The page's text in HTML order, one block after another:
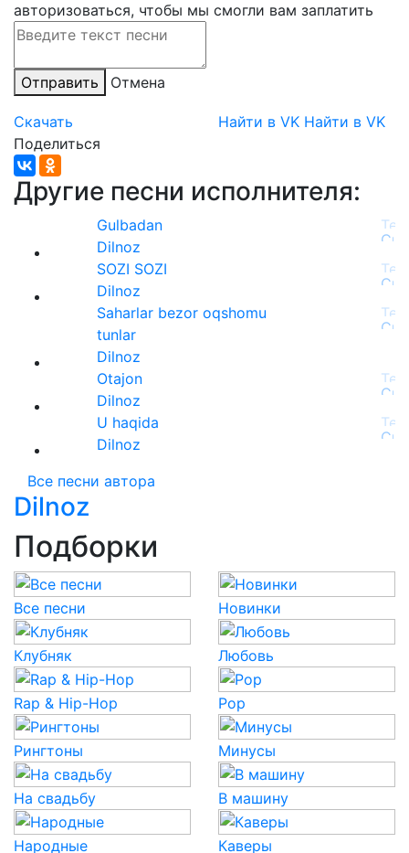
авторизоваться, чтобы мы смогли вам заплатить
Отправить Отмена
Скачать Найти в VK Найти в VK
Поделиться
Другие песни исполнителя:
Gulbadan
Dilnoz
SOZI SOZI
Dilnoz
Saharlar bezor oqshomu
tunlar
Dilnoz
Otajon
Dilnoz
U haqida
Dilnoz
Все песни автора
Dilnoz
Подборки
Все песни Новинки
Клубняк Любовь
Rap & Hip-Hop Pop
Рингтоны Минусы
На свадьбу В машину
Народные Каверы